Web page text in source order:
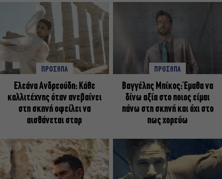
ΠΡΟΣΩΠΑ
Ελεάνα Ανδρεούδη: Κάθε
καλλιτέχνης όταν ανεβαίνει
στη σκηνή οφείλει να
αισθάνεται σταρ
ΠΡΟΣΩΠΑ
Βαγγέλης Μπίκος: Έμαθα να
δίνω αξία στο ποιος είμαι
πάνω στη σκηνή και όχι στο
πως χορεύω